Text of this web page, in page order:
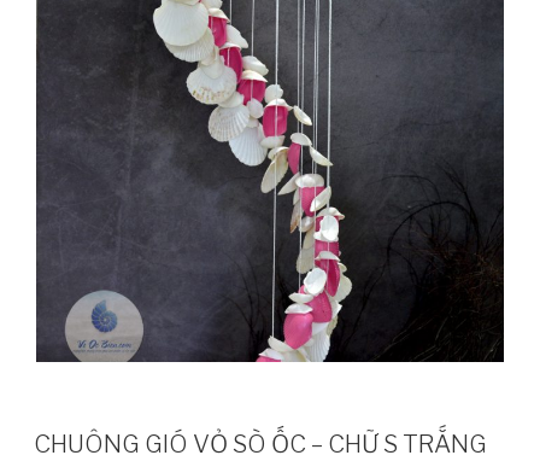
CHUÔNG GIÓ VỎ SÒ ỐC – CHỮ S TRẮNG